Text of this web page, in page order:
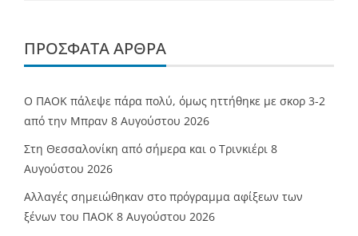
ΠΡΌΣΦΑΤΑ ΆΡΘΡΑ
Ο ΠΑΟΚ πάλεψε πάρα πολύ, όμως ηττήθηκε με σκορ 3-2
από την Μπραν 8 Αυγούστου 2026
Στη Θεσσαλονίκη από σήμερα και ο Τρινκιέρι 8
Αυγούστου 2026
Αλλαγές σημειώθηκαν στο πρόγραμμα αφίξεων των
ξένων του ΠΑΟΚ 8 Αυγούστου 2026